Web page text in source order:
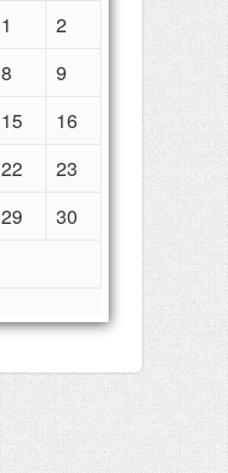
1
2
8
9
15
16
22
23
29
30